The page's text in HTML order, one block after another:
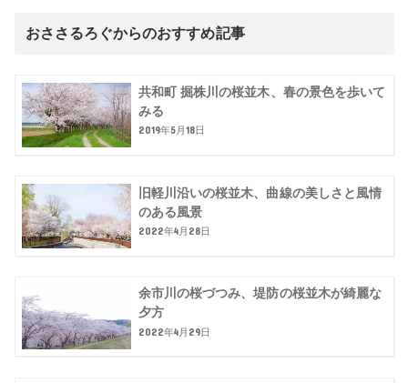
おささるろぐからのおすすめ記事
共和町 掘株川の桜並木、春の景色を歩いて
みる
2019年5月18日
旧軽川沿いの桜並木、曲線の美しさと風情
のある風景
2022年4月28日
余市川の桜づつみ、堤防の桜並木が綺麗な
夕方
2022年4月29日